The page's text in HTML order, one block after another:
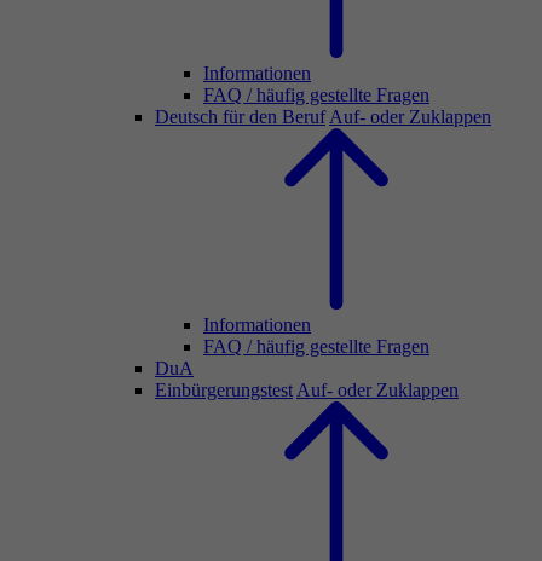
Informationen
FAQ / häufig gestellte Fragen
Deutsch für den Beruf Auf- oder Zuklappen
Informationen
FAQ / häufig gestellte Fragen
DuA
Einbürgerungstest Auf- oder Zuklappen